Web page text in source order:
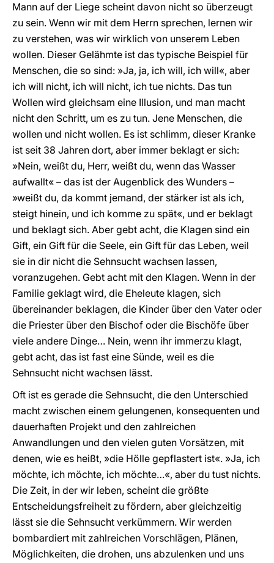
Mann auf der Liege scheint davon nicht so überzeugt
zu sein. Wenn wir mit dem Herrn sprechen, lernen wir
zu verstehen, was wir wirklich von unserem Leben
wollen. Dieser Gelähmte ist das typische Beispiel für
Menschen, die so sind: »Ja, ja, ich will, ich will«, aber
ich will nicht, ich will nicht, ich tue nichts. Das tun
Wollen wird gleichsam eine Illusion, und man macht
nicht den Schritt, um es zu tun. Jene Menschen, die
wollen und nicht wollen. Es ist schlimm, dieser Kranke
ist seit 38 Jahren dort, aber immer beklagt er sich:
»Nein, weißt du, Herr, weißt du, wenn das Wasser
aufwallt« – das ist der Augenblick des Wunders –
»weißt du, da kommt jemand, der stärker ist als ich,
steigt hinein, und ich komme zu spät«, und er beklagt
und beklagt sich. Aber gebt acht, die Klagen sind ein
Gift, ein Gift für die Seele, ein Gift für das Leben, weil
sie in dir nicht die Sehnsucht wachsen lassen,
voranzugehen. Gebt acht mit den Klagen. Wenn in der
Familie geklagt wird, die Eheleute klagen, sich
übereinander beklagen, die Kinder über den Vater oder
die Priester über den Bischof oder die Bischöfe über
viele andere Dinge… Nein, wenn ihr immerzu klagt,
gebt acht, das ist fast eine Sünde, weil es die
Sehnsucht nicht wachsen lässt.
Oft ist es gerade die Sehnsucht, die den Unterschied
macht zwischen einem gelungenen, konsequenten und
dauerhaften Projekt und den zahlreichen
Anwandlungen und den vielen guten Vorsätzen, mit
denen, wie es heißt, »die Hölle gepflastert ist«. »Ja, ich
möchte, ich möchte, ich möchte…«, aber du tust nichts.
Die Zeit, in der wir leben, scheint die größte
Entscheidungsfreiheit zu fördern, aber gleichzeitig
lässt sie die Sehnsucht verkümmern. Wir werden
bombardiert mit zahlreichen Vorschlägen, Plänen,
Möglichkeiten, die drohen, uns abzulenken und uns